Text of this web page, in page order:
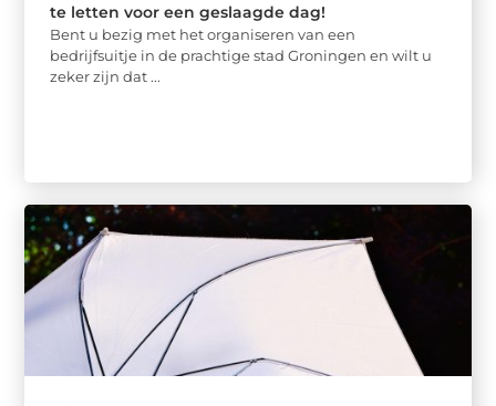
te letten voor een geslaagde dag!
Bent u bezig met het organiseren van een
bedrijfsuitje in de prachtige stad Groningen en wilt u
zeker zijn dat ...